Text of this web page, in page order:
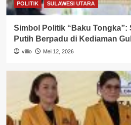
POLITIK SULAWESI UTARA
Simbol Politik “Baku Tongka”:
Putih Berpadu di Kediaman
villio Mei 12, 2026